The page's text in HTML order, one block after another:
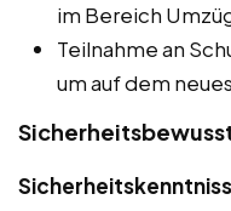
im Bereich
Teilnahme an
um auf dem